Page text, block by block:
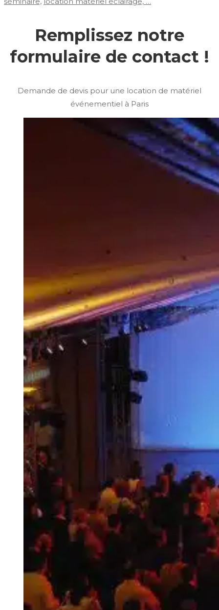
Remplissez notre
formulaire de contact !
Demande de devis pour une location de matériel
événementiel à Paris